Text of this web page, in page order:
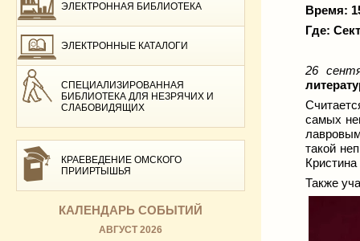
ЭЛЕКТРОННАЯ БИБЛИОТЕКА
ЭЛЕКТРОННЫЕ КАТАЛОГИ
СПЕЦИАЛИЗИРОВАННАЯ
БИБЛИОТЕКА ДЛЯ НЕЗРЯЧИХ И
СЛАБОВИДЯЩИХ
КРАЕВЕДЕНИЕ ОМСКОГО
ПРИИРТЫШЬЯ
КАЛЕНДАРЬ СОБЫТИЙ
АВГУСТ 2026
Время:
Где:
26
самых
такой
Также